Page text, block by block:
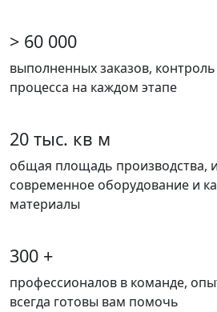
> 60 000
выполненных заказов,
процесса на каждом этапе
20 тыс. кв м
общая площадь производства,
современное оборудование и
материалы
300 +
профессионалов в команде,
всегда готовы вам помочь